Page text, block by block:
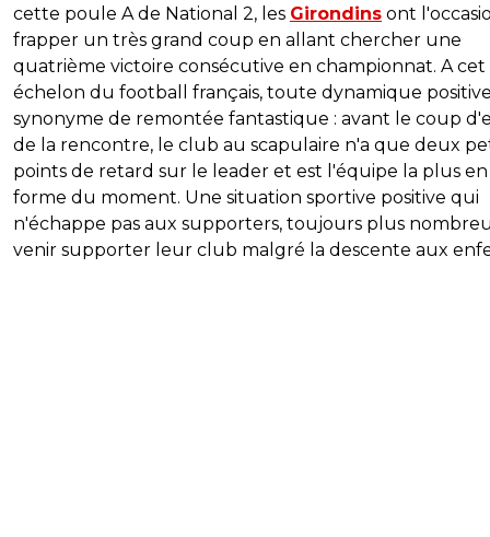
cette poule A de National 2, les Girondins ont
frapper un très grand coup en allant chercher une
quatrième victoire consécutive en championnat. A cet
échelon du football français, toute dynamique
synonyme de remontée fantastique : avant le coup
de la rencontre, le club au scapulaire n'a que deux
points de retard sur le leader et est l'équipe la plus en
forme du moment. Une situation sportive positive qui
n'échappe pas aux supporters, toujours plus
venir supporter leur club malgré la descente aux